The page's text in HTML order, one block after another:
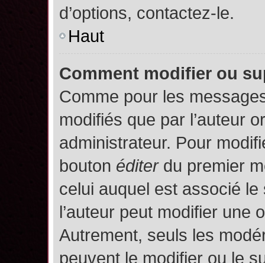
d’options, contactez-le.
Haut
Comment modifier ou
Comme pour les
modifiés que par l’auteur
administrateur. Pour
bouton éditerdu premier
celui auquel est associé le
l’auteur peut modifier une
Autrement, seuls les
peuvent le modifier ou le